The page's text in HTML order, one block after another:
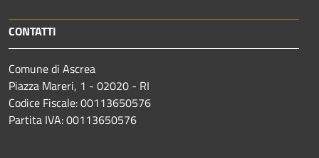
CONTATTI
Comune di Ascrea
Piazza Mareri, 1 - 02020 - RI
Codice Fiscale: 00113650576
Partita IVA: 00113650576